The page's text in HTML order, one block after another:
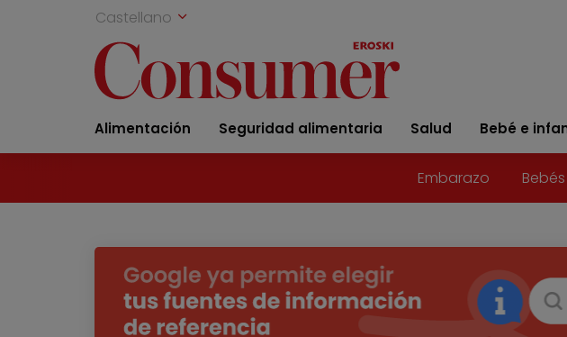
Castellano
Alimentación Seguridad alimentaria Salud Bebé e
Embarazo